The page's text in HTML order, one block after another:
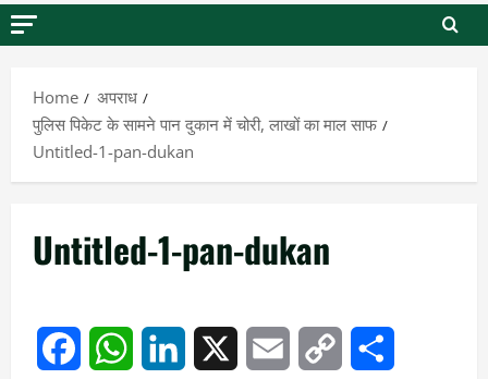
Home
अपराध
पुलिस पिकेट के सामने पान दुकान में चोरी, लाखों का माल साफ
Untitled-1-pan-dukan
Untitled-1-pan-dukan
FacebookWhatsAppLinkedIn Email
Copy